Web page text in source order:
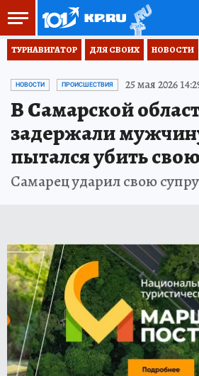
ТУРНАВИГАТОР ДЛЯ СВОИХ НОВОСТИ
НОВОСТИ ПРОИСШЕСТВИЯ 25 мая 2026
В Самарской
задержали
пытался убить
Самарец ударил свою